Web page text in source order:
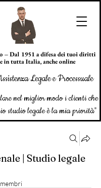
– Dal 1951 a difesa dei tuoi diritti
in tutta Italia, anche online
Legale e Processuale
nel miglior modo i clienti che
studio legale è la mia priorità"
| Studio legale